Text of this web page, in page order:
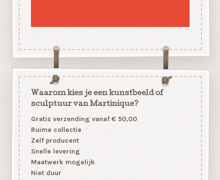
Waarom kies je een kunstbeeld of
sculptuur van Martinique?
Gratis verzending vanaf € 50,00
Ruime collectie
Zelf producent
Snelle levering
Maatwerk mogelijk
Niet duur